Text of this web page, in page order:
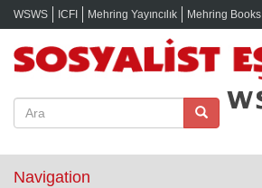
WSWS ICFI Mehring Yayıncılık Mehring Books
Navigation